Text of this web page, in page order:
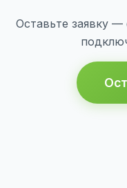
Оставьте заявку —